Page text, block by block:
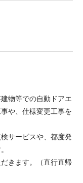
物等での自動ドアエ
や、仕様変更工事を
サービスや、都度発
きます。（直行直帰